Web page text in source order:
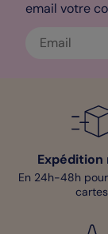
meubles pour
Margaux - Designer
email votre
Expédition
En 24h-48h
cartes